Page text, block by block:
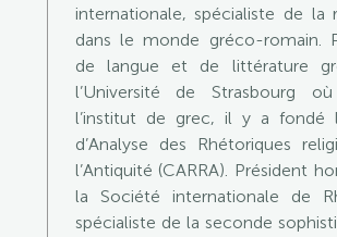
internationale, spécialiste de la
dans le monde gréco-romain.
de langue et de littérature
l’Université de Strasbourg
l’institut de grec, il y a fondé
d’Analyse des Rhétoriques
l’Antiquité (CARRA). Président
la Société internationale de
spécialiste de la seconde